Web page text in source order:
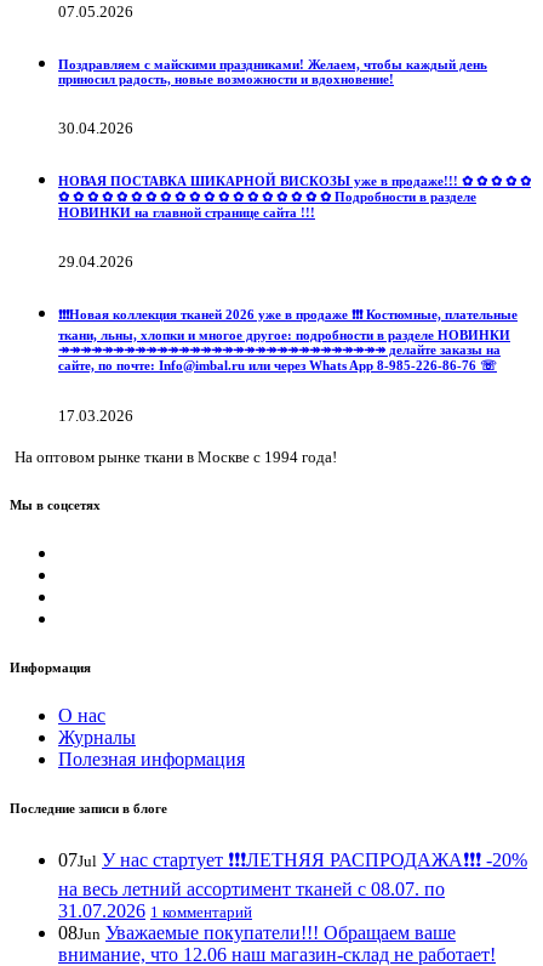
07.05.2026
Поздравляем с майскими праздниками! Желаем, чтобы каждый день
приносил радость, новые возможности и вдохновение!
30.04.2026
НОВАЯ ПОСТАВКА ШИКАРНОЙ ВИСКОЗЫ уже в продаже!!! ✿ ✿ ✿ ✿ ✿
✿ ✿ ✿ ✿ ✿ ✿ ✿ ✿ ✿ ✿ ✿ ✿ ✿ ✿ ✿ ✿ ✿ ✿ ✿ Подробности в разделе
НОВИНКИ на главной странице сайта !!!
29.04.2026
❗️❗️❗️Новая коллекция тканей 2026 уже в продаже ❗️❗️❗️ Костюмные, плательные
ткани, льны, хлопки и многое другое: подробности в разделе НОВИНКИ
↠↠↠↠↠↠↠↠↠↠↠↠↠↠↠↠↠↠↠↠↠↠↠↠↠↠↠↠↠↠ делайте заказы на
сайте, по почте: Info@imbal.ru или через Whats App 8-985-226-86-76 ☏
17.03.2026
На оптовом рынке ткани в Москве с 1994 года!
Мы в соцсетях
Информация
О нас
Журналы
Полезная информация
Последние записи в блоге
07Jul У нас стартует ❗️❗️❗️ЛЕТНЯЯ РАСПРОДАЖА❗️❗️❗️ -20%
на весь летний ассортимент тканей с 08.07. по
31.07.2026 1 комментарий
08Jun Уважаемые покупатели!!! Обращаем ваше
внимание, что 12.06 наш магазин-склад не работает!